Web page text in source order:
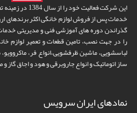
این شرکت فعالیت
خدمات پس از فروش لوازم خانگی اکثر برندهای
گذراندن دوره های آموزشی فنی و مدیریتی
را در جهت نصب، تامین قطعات و تعمیر لوازم
لباسشویی، ماشین ظرفشویی،انواع فر،
ساز اتوماتیک و انواع جاروبرقی و هود و اجاق گاز
نمادهای ایران سرویس